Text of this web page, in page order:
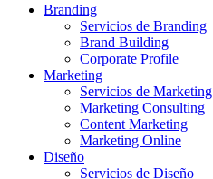
Branding
Servicios de Branding
Brand Building
Corporate Profile
Marketing
Servicios de Marketing
Marketing Consulting
Content Marketing
Marketing Online
Diseño
Servicios de Diseño